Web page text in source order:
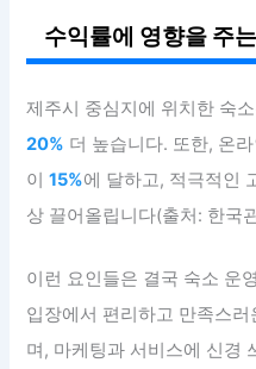
수익률에 영향을 주
제주시 중심지에 위치한 숙
20% 더 높습니다. 또한, 온
이15%에 달하고, 적극적인
상 끌어올립니다(출처: 한국
이런 요인들은 결국 숙소 운
입장에서 편리하고 만족스
며, 마케팅과 서비스에 신경